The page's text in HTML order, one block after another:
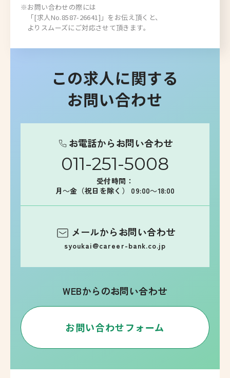
※お問い合わせの際には
「[求人No.8587-26641]」をお伝え頂くと、
よりスムーズにご対応させて頂きます。
この求人に関する
お問い合わせ
お電話からお問い合わせ
011-251-5008
受付時間：
月～金（祝日を除く） 09:00～18:00
メールからお問い合わせ
syoukai@career-bank.co.jp
WEBからのお問い合わせ
お問い合わせフォーム